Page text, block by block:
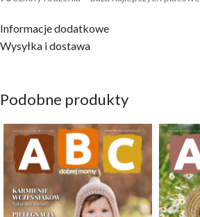
Informacje dodatkowe
Wysyłka i dostawa
Podobne produkty